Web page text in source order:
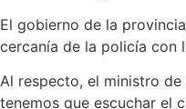
El gobierno de la
cercanía de la policía con
Al respecto, el ministro
tenemos que escuchar el